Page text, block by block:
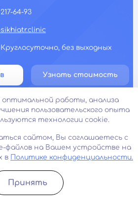
64-93
Круглосуточно, без выходных
Узнать стоимость
оптимальной работы, анализа
пользовательского опыта
технологии cookie.
сайтом, Вы соглашаетесь с
файлов на Вашем устройстве на
в
Политике конфиденциальности.
Принять